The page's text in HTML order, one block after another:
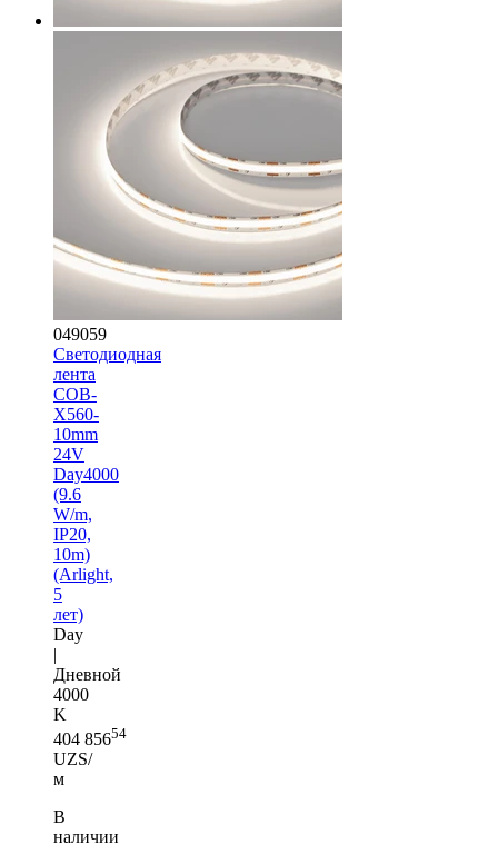
049059
Светодиодная
лента
COB-
X560-
10mm
24V
Day4000
(9.6
W/m,
IP20,
10m)
(Arlight,
5
лет)
Day
|
Дневной
4000
K
404 85654
UZS/
м
В
наличии